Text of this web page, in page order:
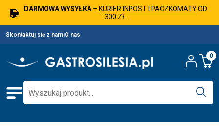
DARMOWA WYSYŁKA– KURIER INPOST I PACZKOMATYOD
300 ZŁ
Skontaktuj się z namiO nas
0